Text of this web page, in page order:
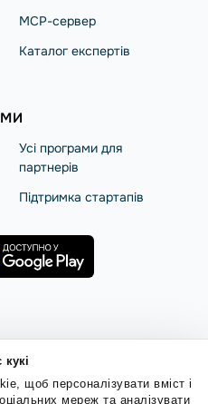
щоб персоналізувати вміст і
мереж та аналізувати
MCP-сервер
Каталог експертів
Усі програми для
партнерів
Підтримка стартапів
CookiesБезпека SendPulse